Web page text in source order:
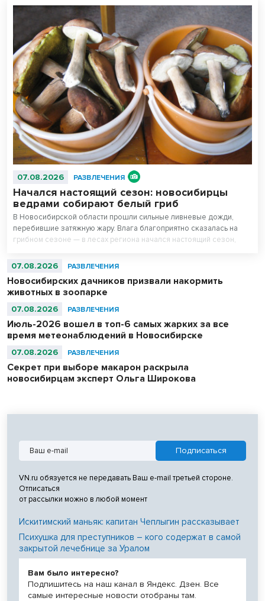
07.08.2026 РАЗВЛЕЧЕНИЯ
Начался настоящий сезон: новосибирцы
ведрами собирают белый гриб
В Новосибирской области прошли сильные ливневые дожди,
перебившие затяжную жару. Влага благоприятно сказалась на
грибном сезоне — в лесах региона начался настоящий сезон,
07.08.2026 РАЗВЛЕЧЕНИЯ
Новосибирских дачников призвали накормить
животных в зоопарке
07.08.2026 РАЗВЛЕЧЕНИЯ
Июль-2026 вошел в топ-6 самых жарких за все
время метеонаблюдений в Новосибирске
07.08.2026 РАЗВЛЕЧЕНИЯ
Секрет при выборе макарон раскрыла
новосибирцам эксперт Ольга Широкова
VN.ru обязуется не передавать Ваш e-mail третьей стороне.
Отписаться
от рассылки можно в любой момент
Искитимский маньяк: капитан Чеплыгин рассказывает
Психушка для преступников – кого содержат в самой
закрытой лечебнице за Уралом
Вам было интересно?
Подпишитесь на наш канал в Яндекс. Дзен. Все
самые интересные новости отобраны там.